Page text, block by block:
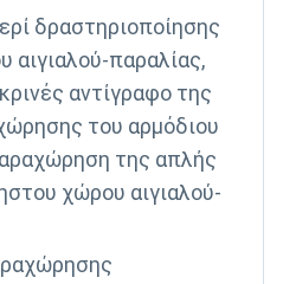
δραστηριοποίησης
αιγιαλού-παραλίας,
αντίγραφο της
του αρμόδιου
της απλής
χώρου αιγιαλού-